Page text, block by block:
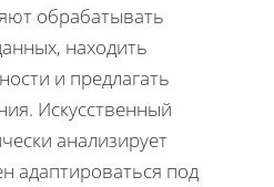
обрабатывать
находить
и предлагать
Искусственный
анализирует
адаптироваться под